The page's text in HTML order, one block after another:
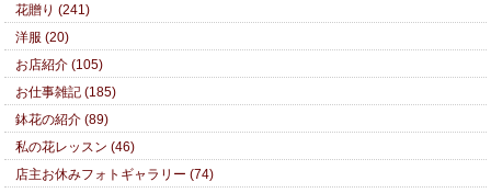
花贈り (241)
洋服 (20)
お店紹介 (105)
お仕事雑記 (185)
鉢花の紹介 (89)
私の花レッスン (46)
店主お休みフォトギャラリー (74)